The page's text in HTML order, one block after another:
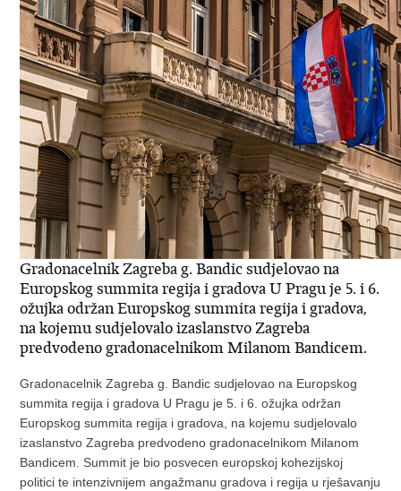
Gradonacelnik Zagreba g. Bandic sudjelovao na
Europskog summita regija i gradova U Pragu je 5. i 6.
ožujka održan Europskog summita regija i gradova,
na kojemu sudjelovalo izaslanstvo Zagreba
predvodeno gradonacelnikom Milanom Bandicem.
Gradonacelnik Zagreba g. Bandic sudjelovao na Europskog
summita regija i gradova U Pragu je 5. i 6. ožujka održan
Europskog summita regija i gradova, na kojemu sudjelovalo
izaslanstvo Zagreba predvodeno gradonacelnikom Milanom
Bandicem. Summit je bio posvecen europskoj kohezijskoj
politici te intenzivnijem angažmanu gradova i regija u rješavanju